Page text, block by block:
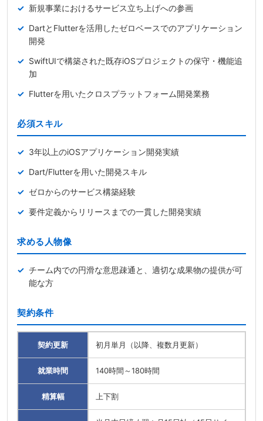
新規事業におけるサービス立ち上げへの参画
DartとFlutterを活用したゼロベースでのアプリケーション
開発
SwiftUIで構築された既存iOSプロジェクトの保守・機能追
加
Flutterを用いたクロスプラットフォーム開発業務
必須スキル
3年以上のiOSアプリケーション開発実績
Dart/Flutterを用いた開発スキル
ゼロからのサービス構築経験
要件定義からリリースまでの一貫した開発実績
求める人物像
チーム内での円滑な意思疎通と、適切な成果物の提供が可
能な方
契約条件
契約更新 初月単月（以降、複数月更新）
就業時間 140時間～180時間
精算幅 上下割